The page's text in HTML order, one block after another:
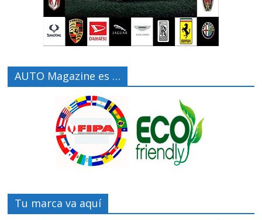
AUTO Magazine es …
Tu marca va aquí